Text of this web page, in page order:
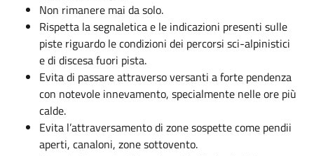
Non rimanere mai da solo.
Rispetta la segnaletica e le indicazioni presenti sulle
piste riguardo le condizioni dei percorsi sci-alpinistici
e di discesa fuori pista.
Evita di passare attraverso versanti a forte pendenza
con notevole innevamento, specialmente nelle ore più
calde.
Evita l’attraversamento di zone sospette come pendii
aperti, canaloni, zone sottovento.